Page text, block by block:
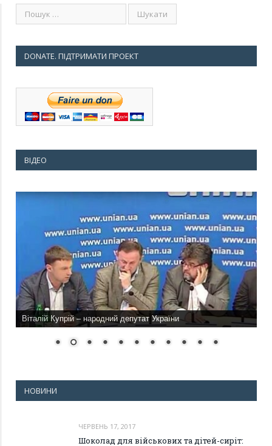
DONATE. ПІДТРИМАТИ ПРОЕКТ
ВІДЕО
Віталій Купрій – народний депутат України
НОВИНИ
ЧЕРВЕНЬ 17, 2017
Шоколад для військових та дітей-сиріт: